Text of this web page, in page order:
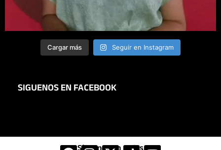
Cargar más Seguir en Instagram
SIGUENOS EN FACEBOOK